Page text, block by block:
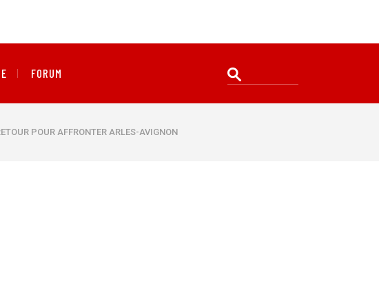
FORUM
POUR AFFRONTER ARLES-AVIGNON